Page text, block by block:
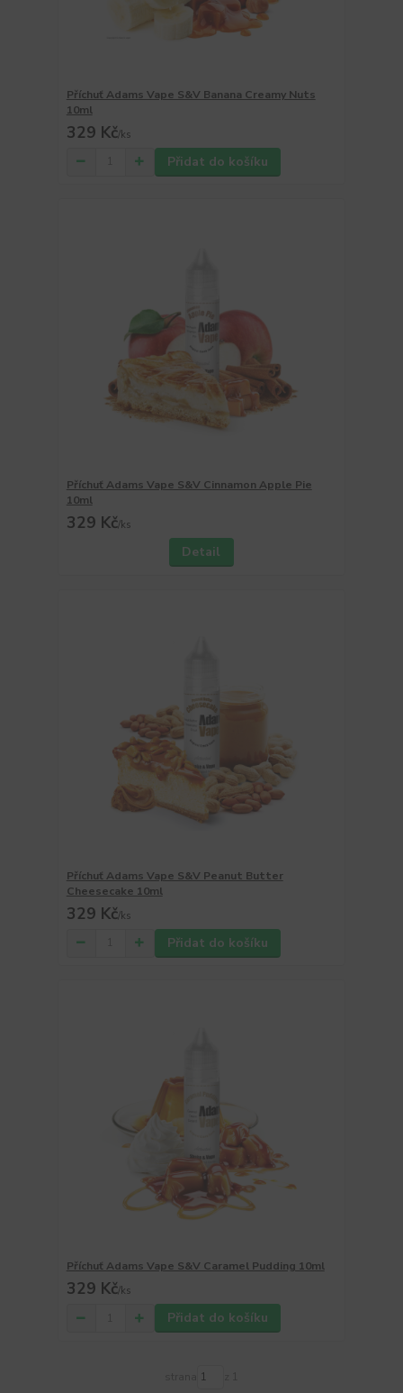
Příchuť Adams Vape S&V Banana Creamy Nuts
10ml
329 Kč/ks
Přidat do košíku
Příchuť Adams Vape S&V Cinnamon Apple Pie
10ml
329 Kč/ks
Detail
Příchuť Adams Vape S&V Peanut Butter
Cheesecake 10ml
329 Kč/ks
Přidat do košíku
Příchuť Adams Vape S&V Caramel Pudding 10ml
329 Kč/ks
Přidat do košíku